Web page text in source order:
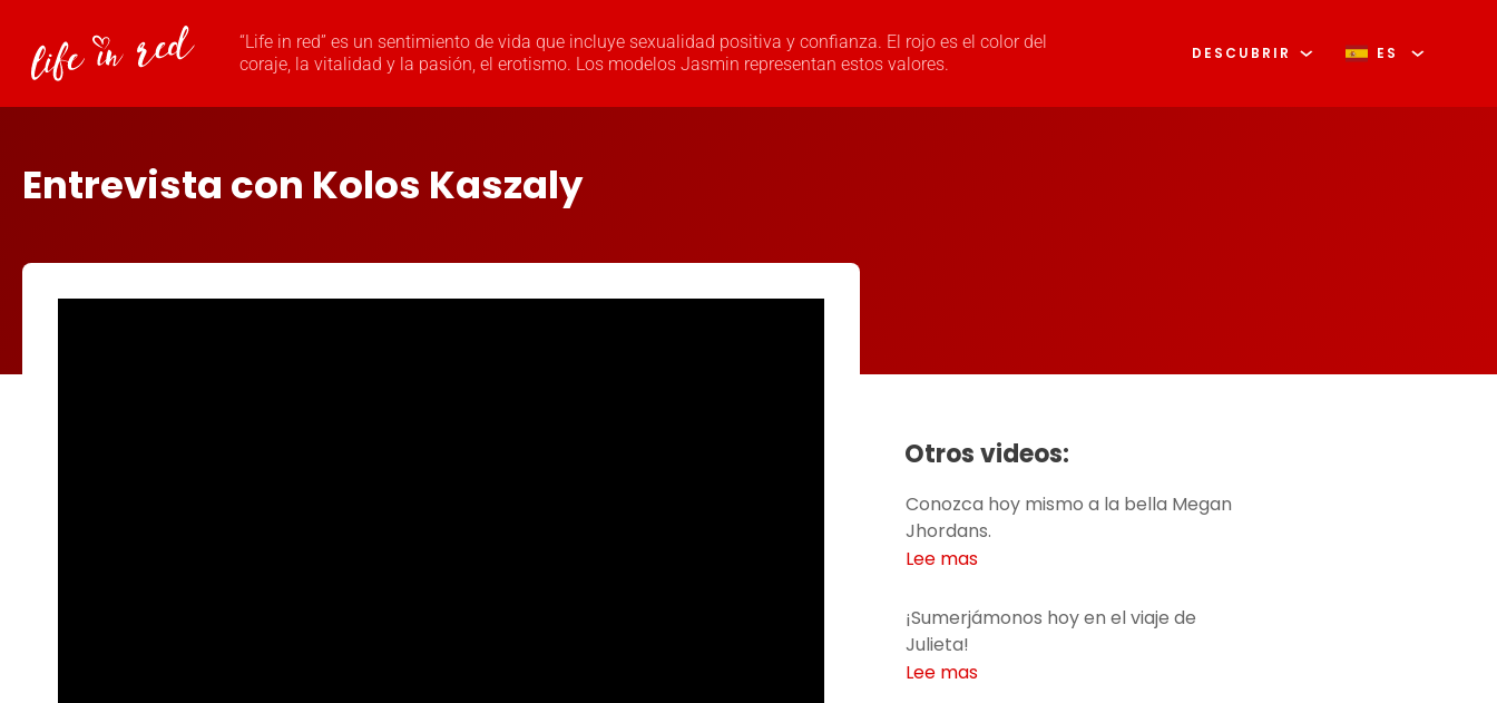
“Life in red” es un sentimiento de vida que incluye sexualidad positiva y confianza. El rojo es el color del
coraje, la vitalidad y la pasión, el erotismo. Los modelos Jasmin representan estos valores.
DESCUBRIR ES
Entrevista con Kolos Kaszaly
Otros videos:
Conozca hoy mismo a la bella Megan
Jhordans.
Lee mas
¡Sumerjámonos hoy en el viaje de
Julieta!
Lee mas